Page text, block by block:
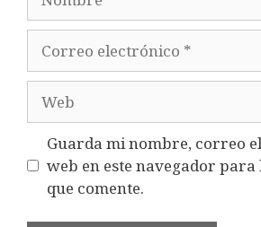
electrónico
Guarda mi nombre, correo
web en este navegador
que comente.